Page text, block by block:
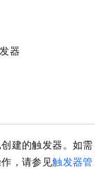
器
建的触发器。如需
，请参见触发器管